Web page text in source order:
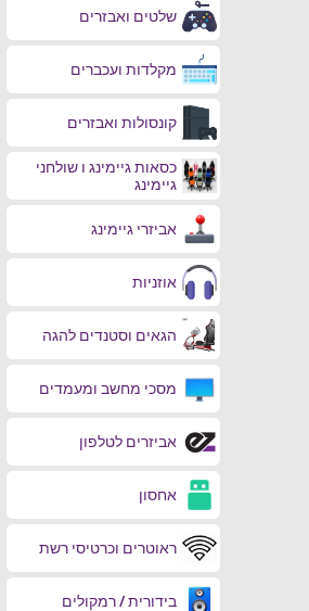
שלטים ואבזרים
מקלדות ועכברים
קונסולות ואבזרים
כסאות גיימינג ו שולחני
גיימינג
אביזרי גיימינג
אוזניות
הגאים וסטנדים להגה
מסכי מחשב ומעמדים
אביזרים לטלפון
אחסון
ראוטרים וכרטיסי רשת
בידורית / רמקולים